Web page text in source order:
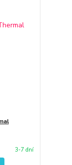
3-7 dní